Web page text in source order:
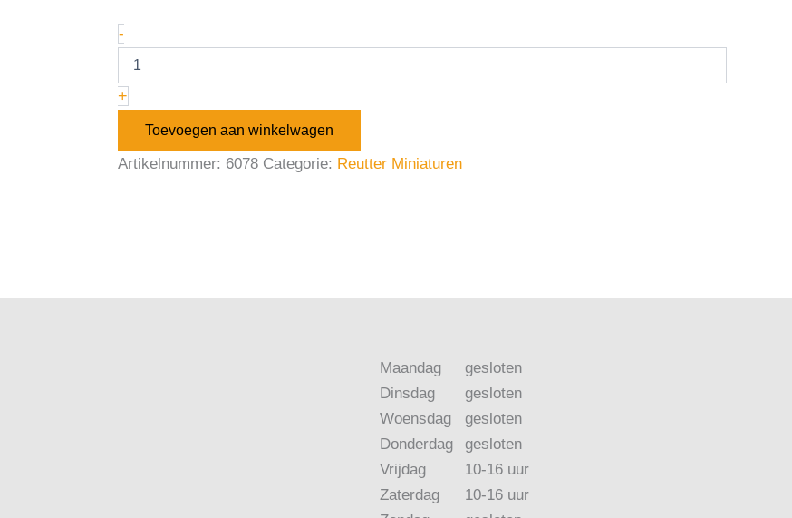
-
+
Toevoegen aan winkelwagen
Artikelnummer: 6078 Categorie: Reutter Miniaturen
Maandag
Dinsdag
Woensdag
Donderdag
Vrijdag
Zaterdag
gesloten
gesloten
gesloten
gesloten
10-16 uur
10-16 uur